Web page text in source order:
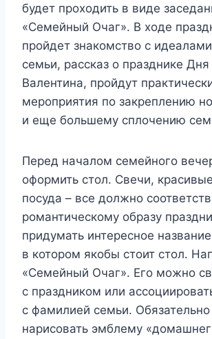
будет проходить в виде
«Семейный Очаг». В ходе
пройдет знакомство с
семьи, рассказ о празднике
Валентина, пройдут
мероприятия по закреплению
и еще большему сплочению
Перед началом семейного
оформить стол. Свечи,
посуда – все должно
романтическому образу
придумать интересное
в котором якобы стоит стол.
«Семейный Очаг». Его можно
с праздником или
с фамилией семьи. Обязательно
нарисовать эмблему